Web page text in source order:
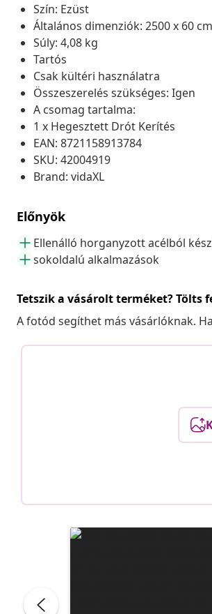
Szín: Ezüst
Általános dimenziók: 2500 x 60
Súly: 4,08 kg
Tartós
Csak kültéri használatra
Összeszerelés szükséges: Igen
A csomag tartalma:
1 x Hegesztett Drót Kerítés
EAN: 8721158913784
SKU: 42004919
Brand: vidaXL
Előnyök
Ellenálló horganyzott acélból
sokoldalú alkalmazások
Tetszik a vásárolt terméket? Tölts
A fotód segíthet más vásárlóknak.